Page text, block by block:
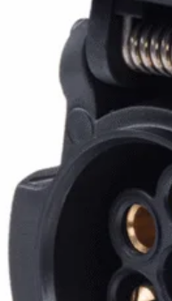
i reklam, aby oferować funkcje
udostępniamy partnerom
otrzymanymi od Ciebie lub
funkcji witryny i
identyfikację
informacji, które